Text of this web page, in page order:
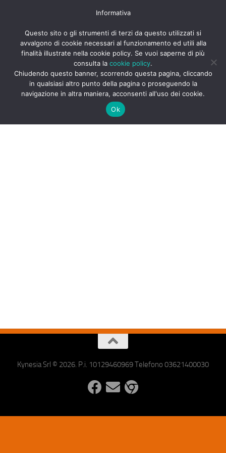
SAMPLE PAGE
Kynesia Srl © 2026. P.i. 10129460969 Telefono 03621400030
Informativa
Questo sito o gli strumenti di terzi da questo utilizzati si
avvalgono di cookie necessari al funzionamento ed utili alla
finalità illustrate nella cookie policy. Se vuoi saperne di più
consulta la cookie policy.
Chiudendo questo banner, scorrendo questa pagina, cliccando
in qualsiasi altro punto della pagina o proseguendo la
navigazione in altra maniera, acconsenti all'uso dei cookie.
Ok